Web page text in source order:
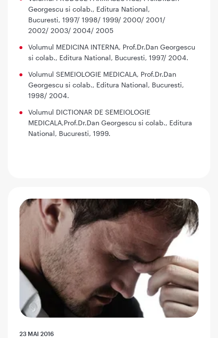
Georgescu si colab., Editura National,
Bucuresti, 1997/ 1998/ 1999/ 2000/ 2001/
2002/ 2003/ 2004/ 2005
Volumul MEDICINA INTERNA, Prof.Dr.Dan Georgescu
si colab., Editura National, Bucuresti, 1997/ 2004.
Volumul SEMEIOLOGIE MEDICALA, Prof.Dr.Dan
Georgescu si colab., Editura National, Bucuresti,
1998/ 2004.
Volumul DICTIONAR DE SEMEIOLOGIE
MEDICALA,Prof.Dr.Dan Georgescu si colab., Editura
National, Bucuresti, 1999.
23 MAI 2016